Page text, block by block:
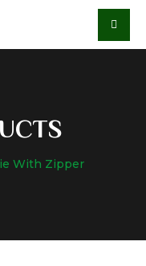
With Zipper